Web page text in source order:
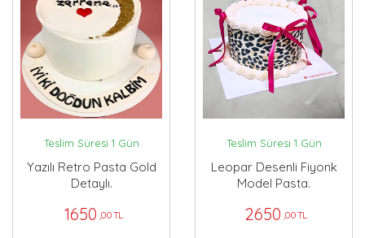
Teslim Süresi 1 Gün
Yazılı Retro Pasta Gold
Detaylı.
1650 ,00 TL
Teslim Süresi 1 Gün
Leopar Desenli Fiyonk
Model Pasta.
2650 ,00 TL